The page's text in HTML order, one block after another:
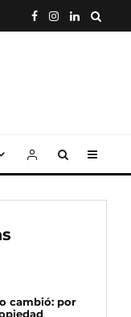
cambió: por